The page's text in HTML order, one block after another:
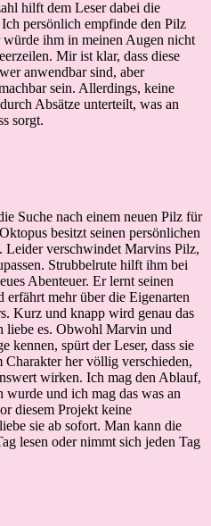
hilft dem Leser dabei die
persönlich empfinde den Pilz
ihm in meinen Augen nicht
Mir ist klar, dass diese
anwendbar sind, aber
sein. Allerdings, keine
Absätze unterteilt, was an
sorgt.
Suche nach einem neuen Pilz für
besitzt seinen persönlichen
Leider verschwindet Marvins Pilz,
Strubbelrute hilft ihm bei
Abenteuer. Er lernt seinen
erfährt mehr über die Eigenarten
Kurz und knapp wird genau das
liebe es. Obwohl Marvin und
kennen, spürt der Leser, dass sie
her völlig verschieden,
wirken. Ich mag den Ablauf,
und ich mag das was an
diesem Projekt keine
sie ab sofort. Man kann die
lesen oder nimmt sich jeden Tag